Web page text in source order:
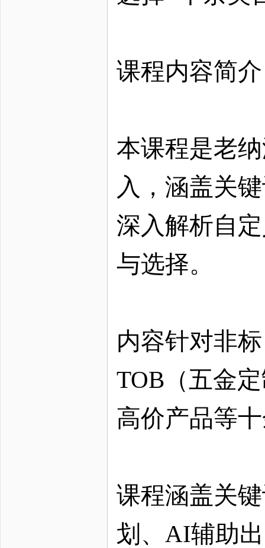
课程内容简介
本课程是老
入，涵盖关
深入解析自
与选择。
内容针对非
TOB（五金
高价产品等
课程涵盖关
划、 AI辅助